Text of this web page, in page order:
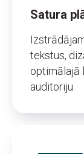
Satura
tekstus,
optimālajā
auditoriju.